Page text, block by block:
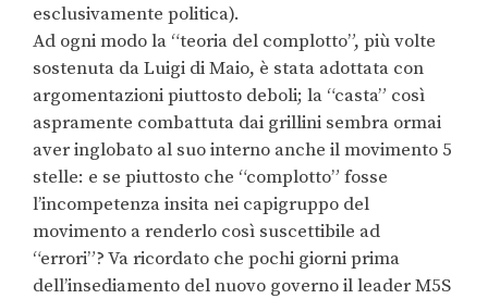
esclusivamente politica).
Ad ogni modo la “teoria del complotto”, più volte
sostenuta da Luigi di Maio, è stata adottata con
argomentazioni piuttosto deboli; la “casta” così
aspramente combattuta dai grillini sembra ormai
aver inglobato al suo interno anche il movimento 5
stelle: e se piuttosto che “complotto” fosse
l’incompetenza insita nei capigruppo del
movimento a renderlo così suscettibile ad
“errori”? Va ricordato che pochi giorni prima
dell’insediamento del nuovo governo il leader M5S